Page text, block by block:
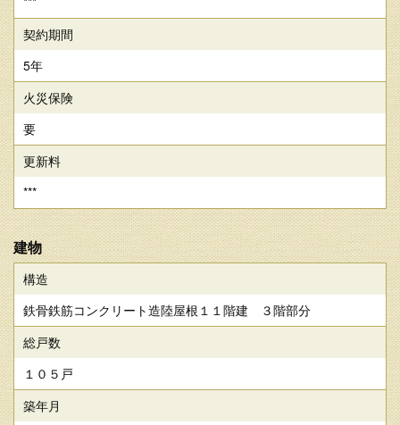
契約期間
5年
火災保険
要
更新料
***
建物
構造
鉄骨鉄筋コンクリート造陸屋根１１階建 ３階部分
総戸数
１０５戸
築年月